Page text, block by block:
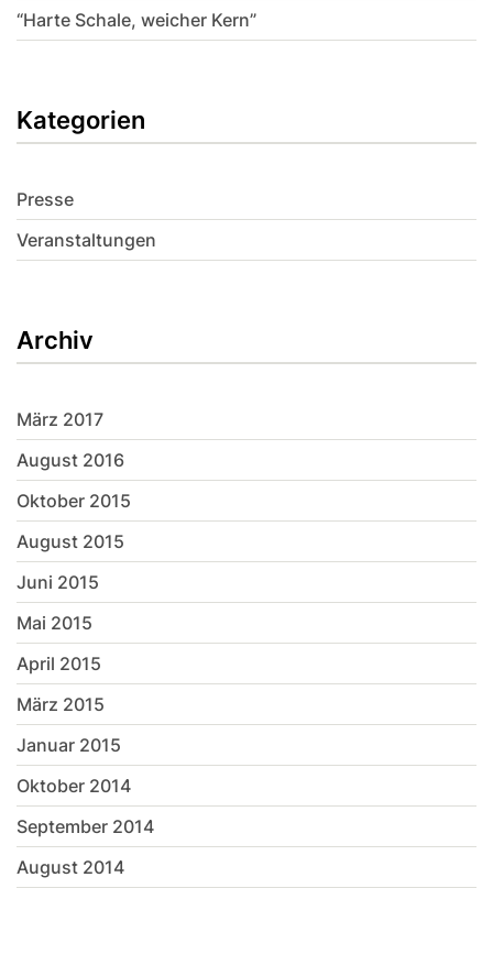
“Harte Schale, weicher Kern”
Kategorien
Presse
Veranstaltungen
Archiv
März 2017
August 2016
Oktober 2015
August 2015
Juni 2015
Mai 2015
April 2015
März 2015
Januar 2015
Oktober 2014
September 2014
August 2014